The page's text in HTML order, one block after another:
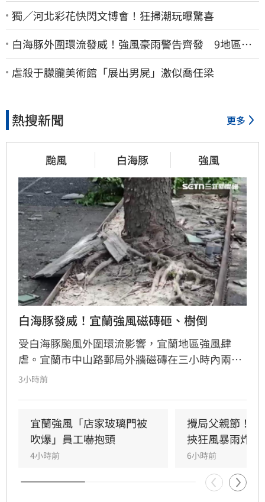
獨／河北彩花快閃文博會！狂掃潮玩曝驚喜
白海豚外圍環流發威！強風豪雨警告齊發 9地區風
雨預測達停班課標準
虐殺于朦朧美術館「展出男屍」激似喬任梁
熱搜新聞 更多
颱風 白海豚 強風
白海豚發威！宜蘭強風磁磚砸、樹倒
受白海豚颱風外圍環流影響，宜蘭地區強風肆
虐。宜蘭市中山路郵局外牆磁磚在三小時內兩度
剝落，武營街亦發生磁磚砸地險象，所幸無人傷
全面停駛。
3小時前
宜蘭強風「店家玻璃門被
吹爆」員工嚇抱頭
4小時前
攪局父親節！
挾狂風暴雨炸雙
6小時前